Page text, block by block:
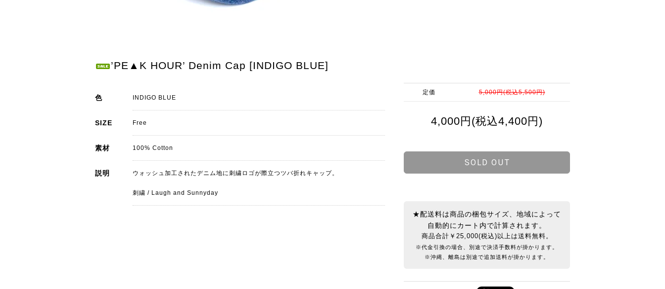
’PE▲K HOUR’ Denim Cap [INDIGO BLUE]
色 INDIGO BLUE
SIZE Free
素材 100% Cotton
説明 ウォッシュ加工されたデニム地に刺繍ロゴが際立つツバ折れキャップ。
刺繍 / Laugh and Sunnyday
定価 5,000円(税込5,500円)
4,000円(税込4,400円)
SOLD OUT
★配送料は商品の梱包サイズ、地域によって
自動的にカート内で計算されます。
商品合計￥25,000(税込)以上は送料無料。
※代金引換の場合、別途で決済手数料が掛かります。
※沖縄、離島は別途で追加送料が掛かります。